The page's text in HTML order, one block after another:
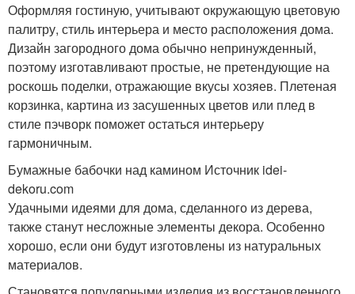
Оформляя гостиную, учитывают окружающую цветовую
палитру, стиль интерьера и место расположения дома.
Дизайн загородного дома обычно непринужденный,
поэтому изготавливают простые, не претендующие на
роскошь поделки, отражающие вкусы хозяев. Плетеная
корзинка, картина из засушенных цветов или плед в
стиле пэчворк поможет остаться интерьеру
гармоничным.
Бумажные бабочки над камином Источник idei-
dekoru.com
Удачными идеями для дома, сделанного из дерева,
также станут несложные элементы декора. Особенно
хорошо, если они будут изготовлены из натуральных
материалов.